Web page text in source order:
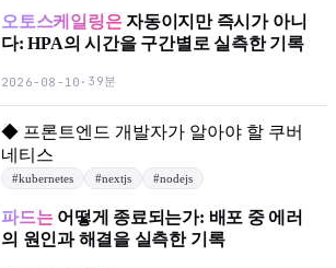
오토스케일링은 자동이지만 즉시가 아니
다: HPA의 시간을 구간별로 실측한 기록
2026-08-10 · 39분
◆ 프론트엔드 개발자가 알아야 할 쿠버
네티스
#kubernetes #nextjs #nodejs
파드는 어떻게 종료되는가: 배포 중 에러
의 원인과 해결을 실측한 기록